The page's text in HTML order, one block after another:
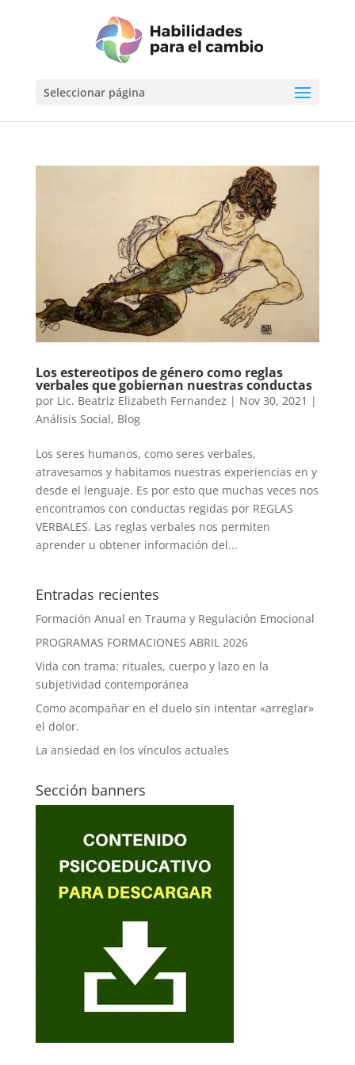
Seleccionar página
Los estereotipos de género como reglas
verbales que gobiernan nuestras conductas
por Lic. Beatriz Elizabeth Fernandez | Nov 30, 2021 |
Análisis Social, Blog
Los seres humanos, como seres verbales,
atravesamos y habitamos nuestras experiencias en y
desde el lenguaje. Es por esto que muchas veces nos
encontramos con conductas regidas por REGLAS
VERBALES. Las reglas verbales nos permiten
aprender u obtener información del...
Entradas recientes
Formación Anual en Trauma y Regulación Emocional
PROGRAMAS FORMACIONES ABRIL 2026
Vida con trama: rituales, cuerpo y lazo en la
subjetividad contemporánea
Como acompañar en el duelo sin intentar «arreglar»
el dolor.
La ansiedad en los vínculos actuales
Sección banners